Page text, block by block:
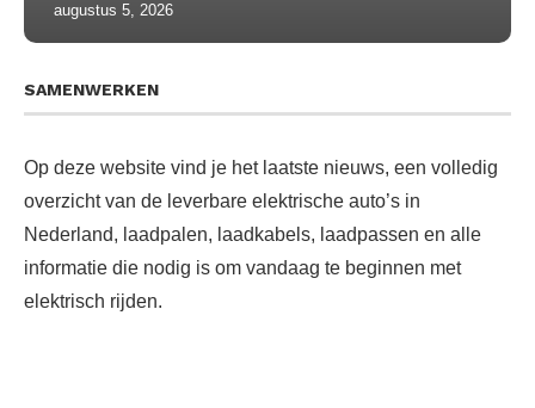
augustus 5, 2026
SAMENWERKEN
Op deze website vind je het laatste nieuws, een volledig
overzicht van de leverbare elektrische auto’s in
Nederland, laadpalen, laadkabels, laadpassen en alle
informatie die nodig is om vandaag te beginnen met
elektrisch rijden.